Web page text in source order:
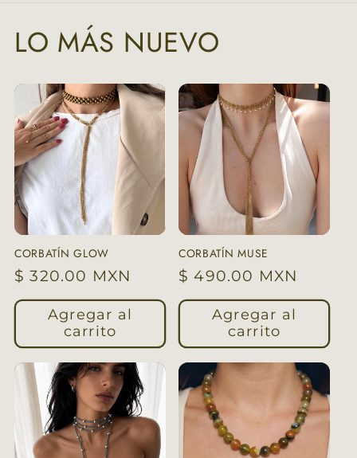
LO MÁS NUEVO
CORBATÍN GLOW
Precio
habitual
$ 320.00 MXN
Agregar al
carrito
CORBATÍN MUSE
Precio
habitual
$ 490.00 MXN
Agregar al
carrito